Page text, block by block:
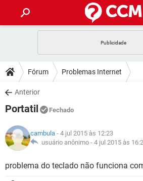
CELULAR
OUTLOOK
INSTAGRAM
GUIA DE COMPRAS
DICAS
JOGOS
INSTAGRAM
GUIA DE COMPRAS
DOWNLOADS
JOGOS
CELULAR
OUTLOOK EXCEL
INSTAGRAM
JOGOS
CELULAR
OUTLOOK EXCEL
GLOSSÁRIO
JOGOS
Fórum Problemas Internet
Anterior
Portatil Fechado
cambula - 4 jul 2015 às 12:23
usuário anônimo - 4 jul 2015 às
problema do teclado não funciona